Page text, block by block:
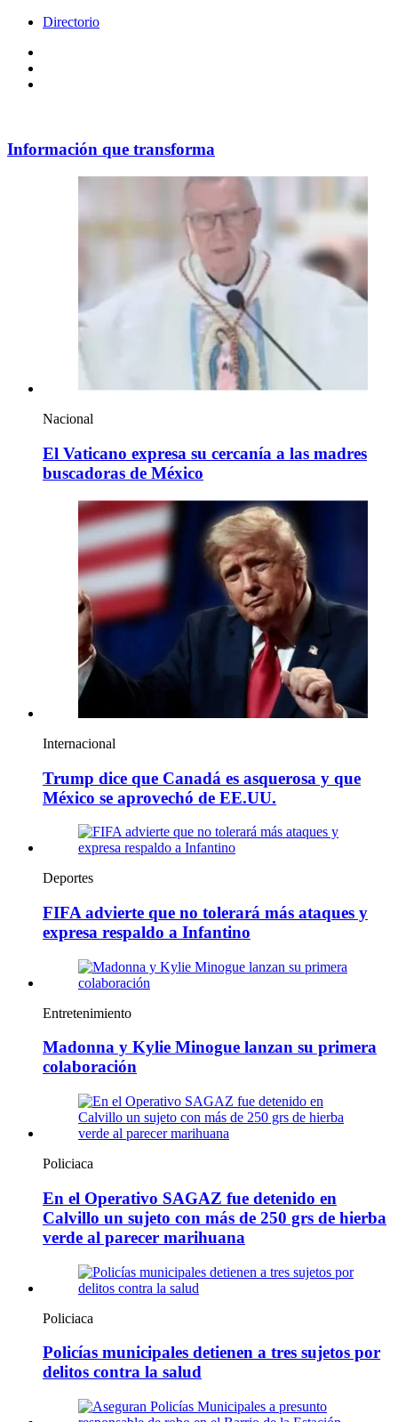
Directorio
Información que transforma
Nacional
El Vaticano expresa su cercanía a las madres
buscadoras de México
Internacional
Trump dice que Canadá es asquerosa y que
México se aprovechó de EE.UU.
Deportes
FIFA advierte que no tolerará más ataques y
expresa respaldo a Infantino
Entretenimiento
Madonna y Kylie Minogue lanzan su primera
colaboración
Policiaca
En el Operativo SAGAZ fue detenido en
Calvillo un sujeto con más de 250 grs de hierba
verde al parecer marihuana
Policiaca
Policías municipales detienen a tres sujetos por
delitos contra la salud